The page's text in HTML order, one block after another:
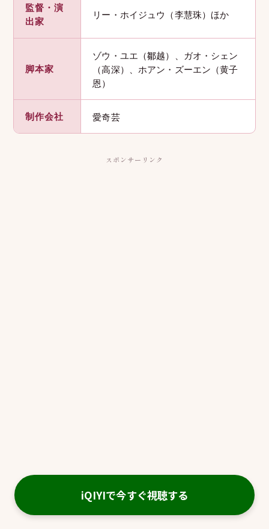
監督・演
出家
リー・ホイジュウ（李慧珠）ほか
脚本家
ゾウ・ユエ（鄒越）、ガオ・シェン
（高深）、ホアン・ズーエン（黄子
恩）
制作会社 愛奇芸
スポンサーリンク
iQIYIで今すぐ視聴する